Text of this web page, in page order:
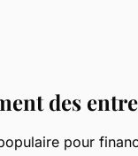
des
pour